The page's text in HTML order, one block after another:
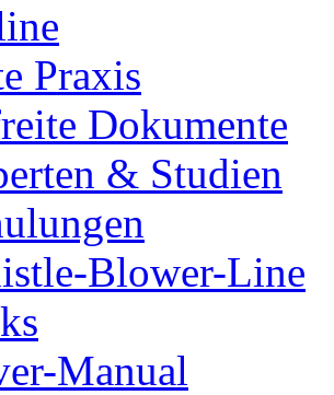
Praxis
Dokumente
& Studien
Blower-Line
Manual